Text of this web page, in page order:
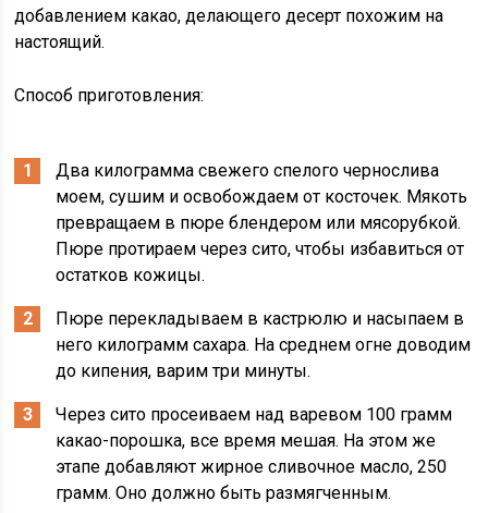
добавлением какао, делающего десерт похожим на
настоящий.
Способ приготовления:
Два килограмма свежего спелого чернослива
моем, сушим и освобождаем от косточек. Мякоть
превращаем в пюре блендером или мясорубкой.
Пюре протираем через сито, чтобы избавиться от
остатков кожицы.
Пюре перекладываем в кастрюлю и насыпаем в
него килограмм сахара. На среднем огне доводим
до кипения, варим три минуты.
Через сито просеиваем над варевом 100 грамм
какао-порошка, все время мешая. На этом же
этапе добавляют жирное сливочное масло, 250
грамм. Оно должно быть размягченным.